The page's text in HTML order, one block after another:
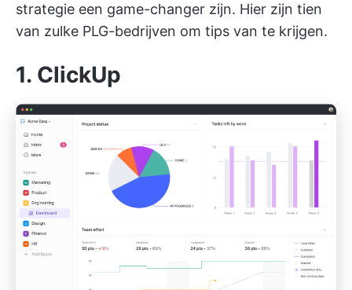
strategie een game-changer zijn. Hier zijn tien
van zulke PLG-bedrijven om tips van te krijgen.
1. ClickUp